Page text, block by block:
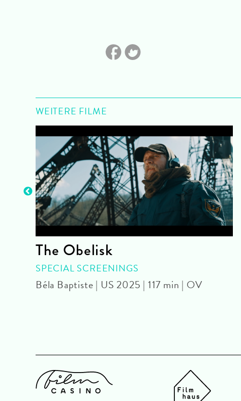
WEITERE FILME
The Obelisk
SPECIAL SCREENINGS
Béla Baptiste | US 2025 | 117 min | OV